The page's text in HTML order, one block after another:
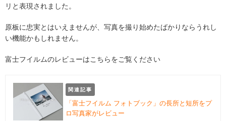
リと表現されました。
原板に忠実とはいえませんが、写真を撮り始めたばかりならうれし
い機能かもしれません。
富士フイルムのレビューはこちらをご覧ください
関連記事
「富士フイルム フォトブック」の長所と短所をプ
ロ写真家がレビュー